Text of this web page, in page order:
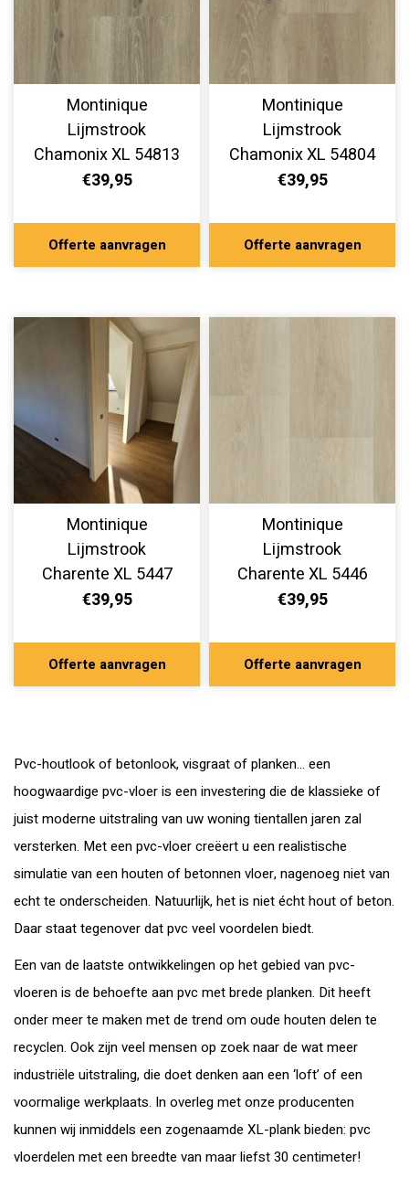
Montinique
Lijmstrook
Chamonix XL 54813
€39,95
Offerte aanvragen
Montinique
Lijmstrook
Chamonix XL 54804
€39,95
Offerte aanvragen
Montinique
Lijmstrook
Charente XL 5447
€39,95
Offerte aanvragen
Montinique
Lijmstrook
Charente XL 5446
€39,95
Offerte aanvragen
Pvc-houtlook of betonlook, visgraat of planken… een
hoogwaardige pvc-vloer is een investering die de klassieke of
juist moderne uitstraling van uw woning tientallen jaren zal
versterken. Met een pvc-vloer creëert u een realistische
simulatie van een houten of betonnen vloer, nagenoeg niet van
echt te onderscheiden. Natuurlijk, het is niet écht hout of beton.
Daar staat tegenover dat pvc veel voordelen biedt.
Een van de laatste ontwikkelingen op het gebied van pvc-
vloeren is de behoefte aan pvc met brede planken. Dit heeft
onder meer te maken met de trend om oude houten delen te
recyclen. Ook zijn veel mensen op zoek naar de wat meer
industriële uitstraling, die doet denken aan een ‘loft’ of een
voormalige werkplaats. In overleg met onze producenten
kunnen wij inmiddels een zogenaamde XL-plank bieden: pvc
vloerdelen met een breedte van maar liefst 30 centimeter!